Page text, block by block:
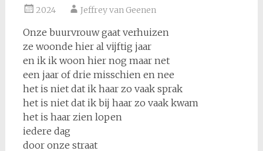
2024 Jeffrey van Geenen
Onze buurvrouw gaat verhuizen
ze woonde hier al vijftig jaar
en ik ik woon hier nog maar net
een jaar of drie misschien en nee
het is niet dat ik haar zo vaak sprak
het is niet dat ik bij haar zo vaak kwam
het is haar zien lopen
iedere dag
door onze straat